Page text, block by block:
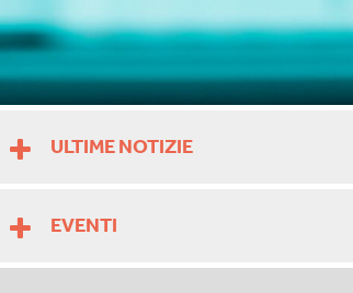
ULTIME NOTIZIE
EVENTI